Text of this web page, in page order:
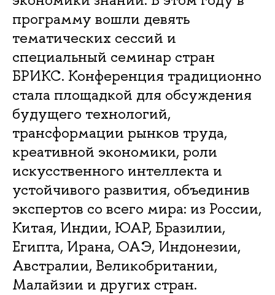
программу вошли девять
тематических сессий и
специальный семинар стран
БРИКС. Конференция традиционно
стала площадкой для обсуждения
будущего технологий,
трансформации рынков труда,
креативной экономики, роли
искусственного интеллекта и
устойчивого развития, объединив
экспертов со всего мира: из России,
Китая, Индии, ЮАР, Бразилии,
Египта, Ирана, ОАЭ, Индонезии,
Австралии, Великобритании,
Малайзии и других стран.